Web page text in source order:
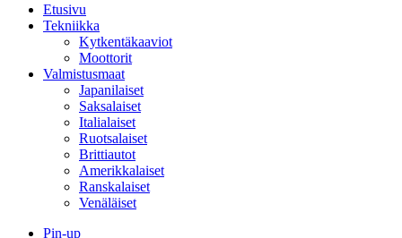
Etusivu
Tekniikka
Kytkentäkaaviot
Moottorit
Valmistusmaat
Japanilaiset
Saksalaiset
Italialaiset
Ruotsalaiset
Brittiautot
Amerikkalaiset
Ranskalaiset
Venäläiset
Pin-up